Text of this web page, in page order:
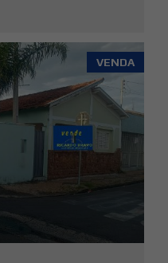
VENDA